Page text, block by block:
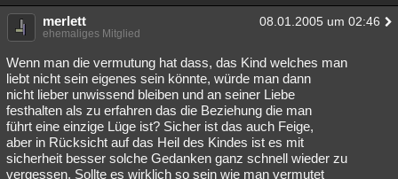
merlett 08.01.2005 um 02:46
ehemaliges Mitglied
Wenn man die vermutung hat dass, das Kind welches man
liebt nicht sein eigenes sein könnte, würde man dann
nicht lieber unwissend bleiben und an seiner Liebe
festhalten als zu erfahren das die Beziehung die man
führt eine einzige Lüge ist? Sicher ist das auch Feige,
aber in Rücksicht auf das Heil des Kindes ist es mit
sicherheit besser solche Gedanken ganz schnell wieder zu
vergessen. Sollte es wirklich so sein wie man vermutet